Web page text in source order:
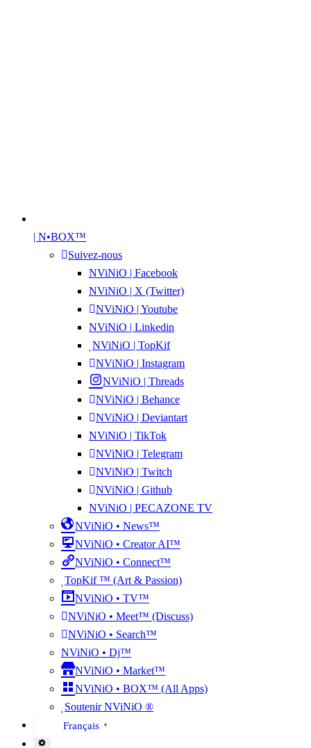
| N•BOX™
Suivez-nous
NViNiO | Facebook
NViNiO | X (Twitter)
NViNiO | Youtube
NViNiO | Linkedin
NViNiO | TopKif
NViNiO | Instagram
NViNiO | Threads
NViNiO | Behance
NViNiO | Deviantart
NViNiO | TikTok
NViNiO | Telegram
NViNiO | Twitch
NViNiO | Github
NViNiO | PECAZONE TV
NViNiO • News™
NViNiO • Creator AI™
NViNiO • Connect™
TopKif ™ (Art & Passion)
NViNiO • TV™
NViNiO • Meet™ (Discuss)
NViNiO • Search™
NViNiO • Dj™
NViNiO • Market™
NViNiO • BOX™ (All Apps)
Soutenir NViNiO ®
Français ▼